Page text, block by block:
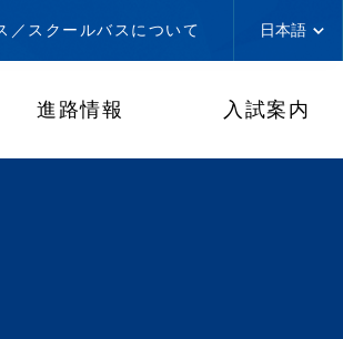
／スクールバスについて
進路情報 入試案内